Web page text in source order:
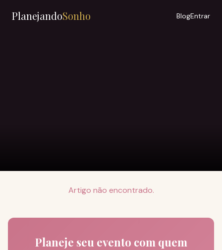
PlanejandoSonho BlogEntrar
Artigo não encontrado.
Planeje seu evento com quem